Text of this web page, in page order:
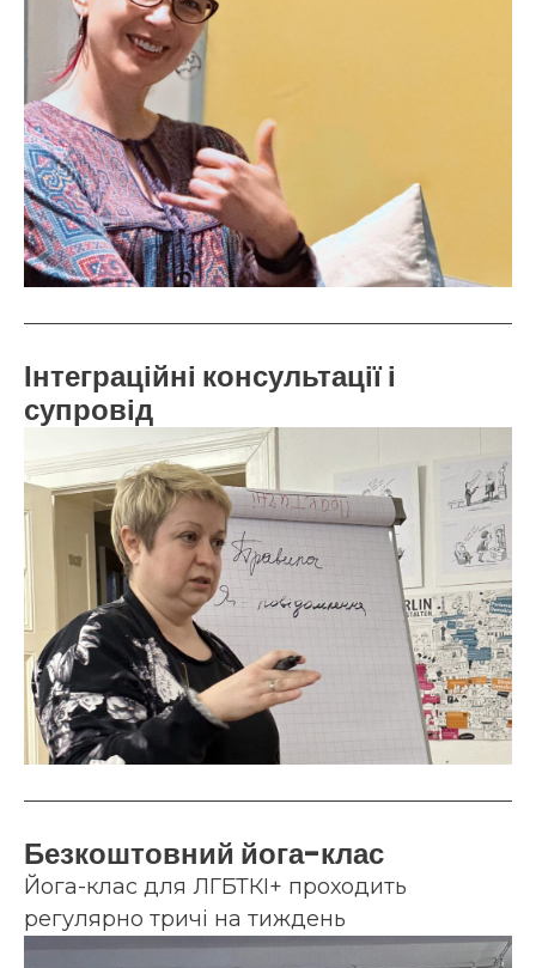
Інтеграційні консультації і
супровід
Безкоштовний йога-клас
Йога-клас для ЛГБТКІ+ проходить
регулярно тричі на тиждень